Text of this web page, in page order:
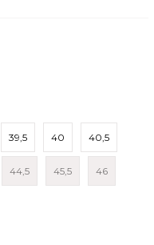
39,5 40 40,5
44,5 45,5 46